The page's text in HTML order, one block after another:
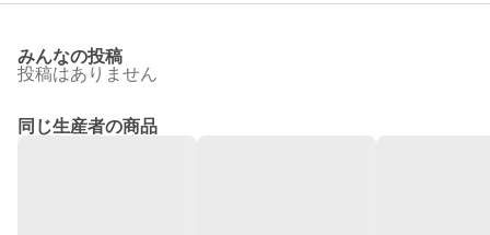
みんなの投稿
投稿はありません
同じ生産者の商品